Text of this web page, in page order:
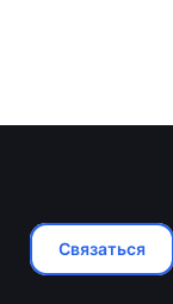
Связаться